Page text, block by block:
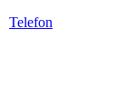
Telefon